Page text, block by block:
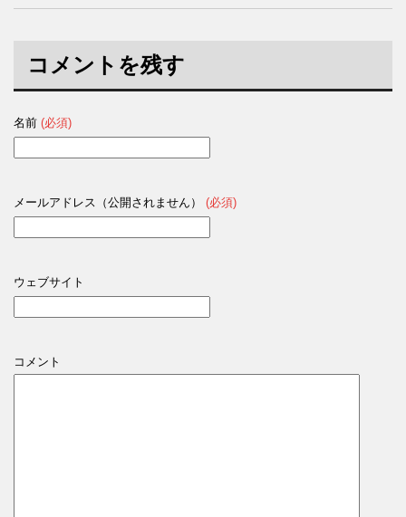
コメントを残す
名前 (必須)
メールアドレス（公開されません） (必須)
ウェブサイト
コメント